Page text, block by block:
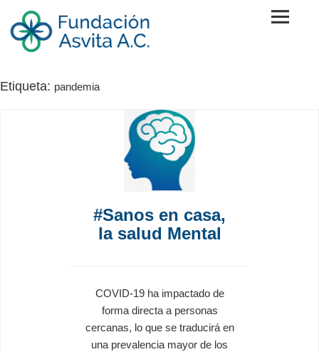
content
Etiqueta: pandemia
#Sanos en casa,
la salud Mental
COVID-19 ha impactado de
forma directa a personas
cercanas, lo que se traducirá en
una prevalencia mayor de los